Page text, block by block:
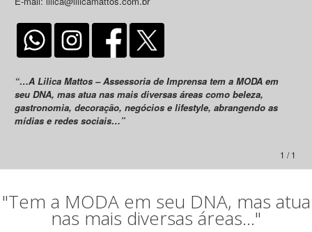
“…A Lilica Mattos – Assessoria de Imprensa tem a MODA em
seu DNA, mas atua nas mais diversas áreas como beleza,
gastronomia, decoração, negócios e lifestyle, abrangendo as
mídias e redes sociais…”
1 / 1
"Tem a MODA em seu DNA, mas atua
nas mais diversas áreas..."